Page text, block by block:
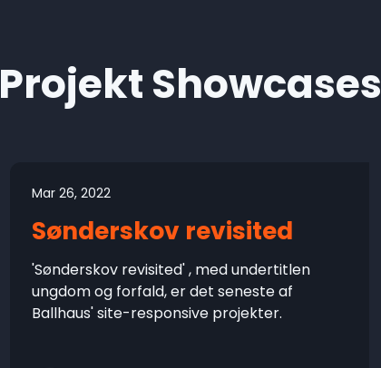
Projekt Showcases
Mar 26, 2022
Sønderskov revisited
'Sønderskov revisited' , med undertitlen
ungdom og forfald, er det seneste af
Ballhaus' site-responsive projekter.